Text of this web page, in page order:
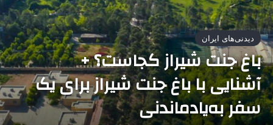
دیدنی‌های ایران
باغ جنت شیراز کجاست؟ +
آشنایی با باغ جنت شیراز برای یک
سفر به‌یادماندنی